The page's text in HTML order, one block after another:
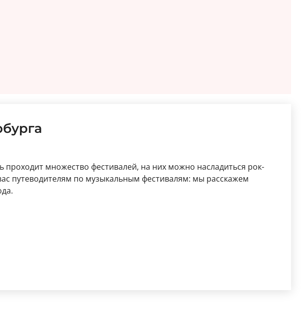
проходит множество фестивалей, на них можно насладиться рок-
путеводителям по музыкальным фестивалям: мы расскажем